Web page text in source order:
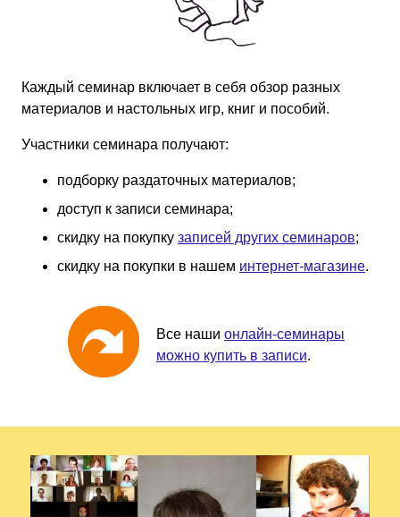
Каждый семинар включает в себя обзор разных
материалов и настольных игр, книг и пособий.
Участники семинара получают:
подборку раздаточных материалов;
доступ к записи семинара;
скидку на покупку записей других семинаров;
скидку на покупки в нашем интернет-магазине.
Все наши онлайн-семинары
можно купить в записи.